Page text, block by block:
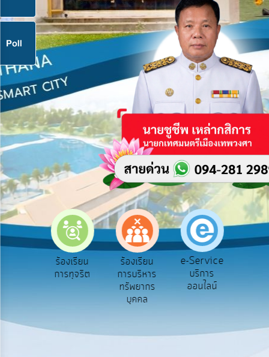
ข่าวสาร
กิจการ
สภา
บริการ
ข้อมูล
การ
เปิด
ข้อมูล
สาธารณะ
OIT
e-
Service
รู้
ร้องเรียน
การทุจริต
ร้องเรียน
การบริหาร
ทรัพยากร
บุคคล
e-Service
บริการ
ออนไลน์